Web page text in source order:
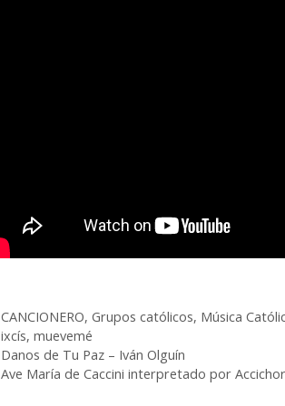
Categorías
CANCIONERO,Grupos católicos, Música
Etiquetas
ixcís,muevemé
Danos de Tu Paz – Iván Olguín
Ave María de Caccini interpretado por